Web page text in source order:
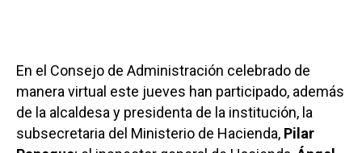
En el Consejo de Administración celebrado de
manera virtual este jueves han participado, además
de la alcaldesa y presidenta de la institución, la
subsecretaria del Ministerio de Hacienda, Pilar